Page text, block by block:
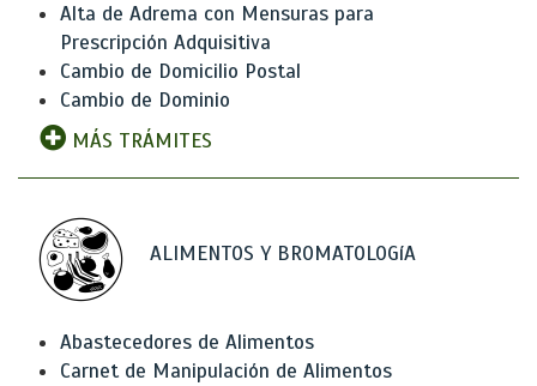
Alta de Adrema con Mensuras para
Prescripción Adquisitiva
Cambio de Domicilio Postal
Cambio de Dominio
MÁS TRÁMITES
ALIMENTOS Y BROMATOLOGíA
Abastecedores de Alimentos
Carnet de Manipulación de Alimentos